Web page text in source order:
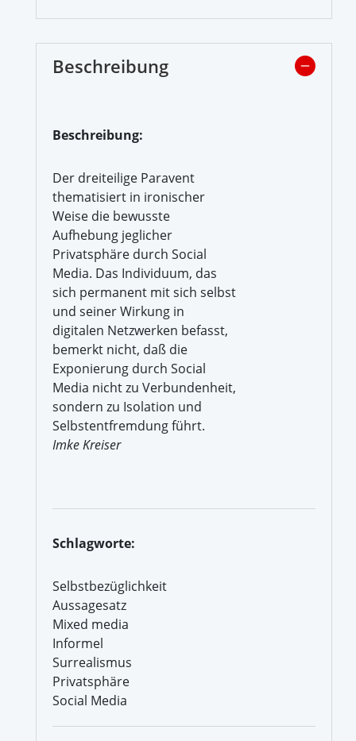
Beschreibung
Beschreibung:
Der dreiteilige Paravent
thematisiert in ironischer
Weise die bewusste
Aufhebung jeglicher
Privatsphäre durch Social
Media. Das Individuum, das
sich permanent mit sich selbst
und seiner Wirkung in
digitalen Netzwerken befasst,
bemerkt nicht, daß die
Exponierung durch Social
Media nicht zu Verbundenheit,
sondern zu Isolation und
Selbstentfremdung führt.
Imke Kreiser
Schlagworte:
Selbstbezüglichkeit
Aussagesatz
Mixed media
Informel
Surrealismus
Privatsphäre
Social Media